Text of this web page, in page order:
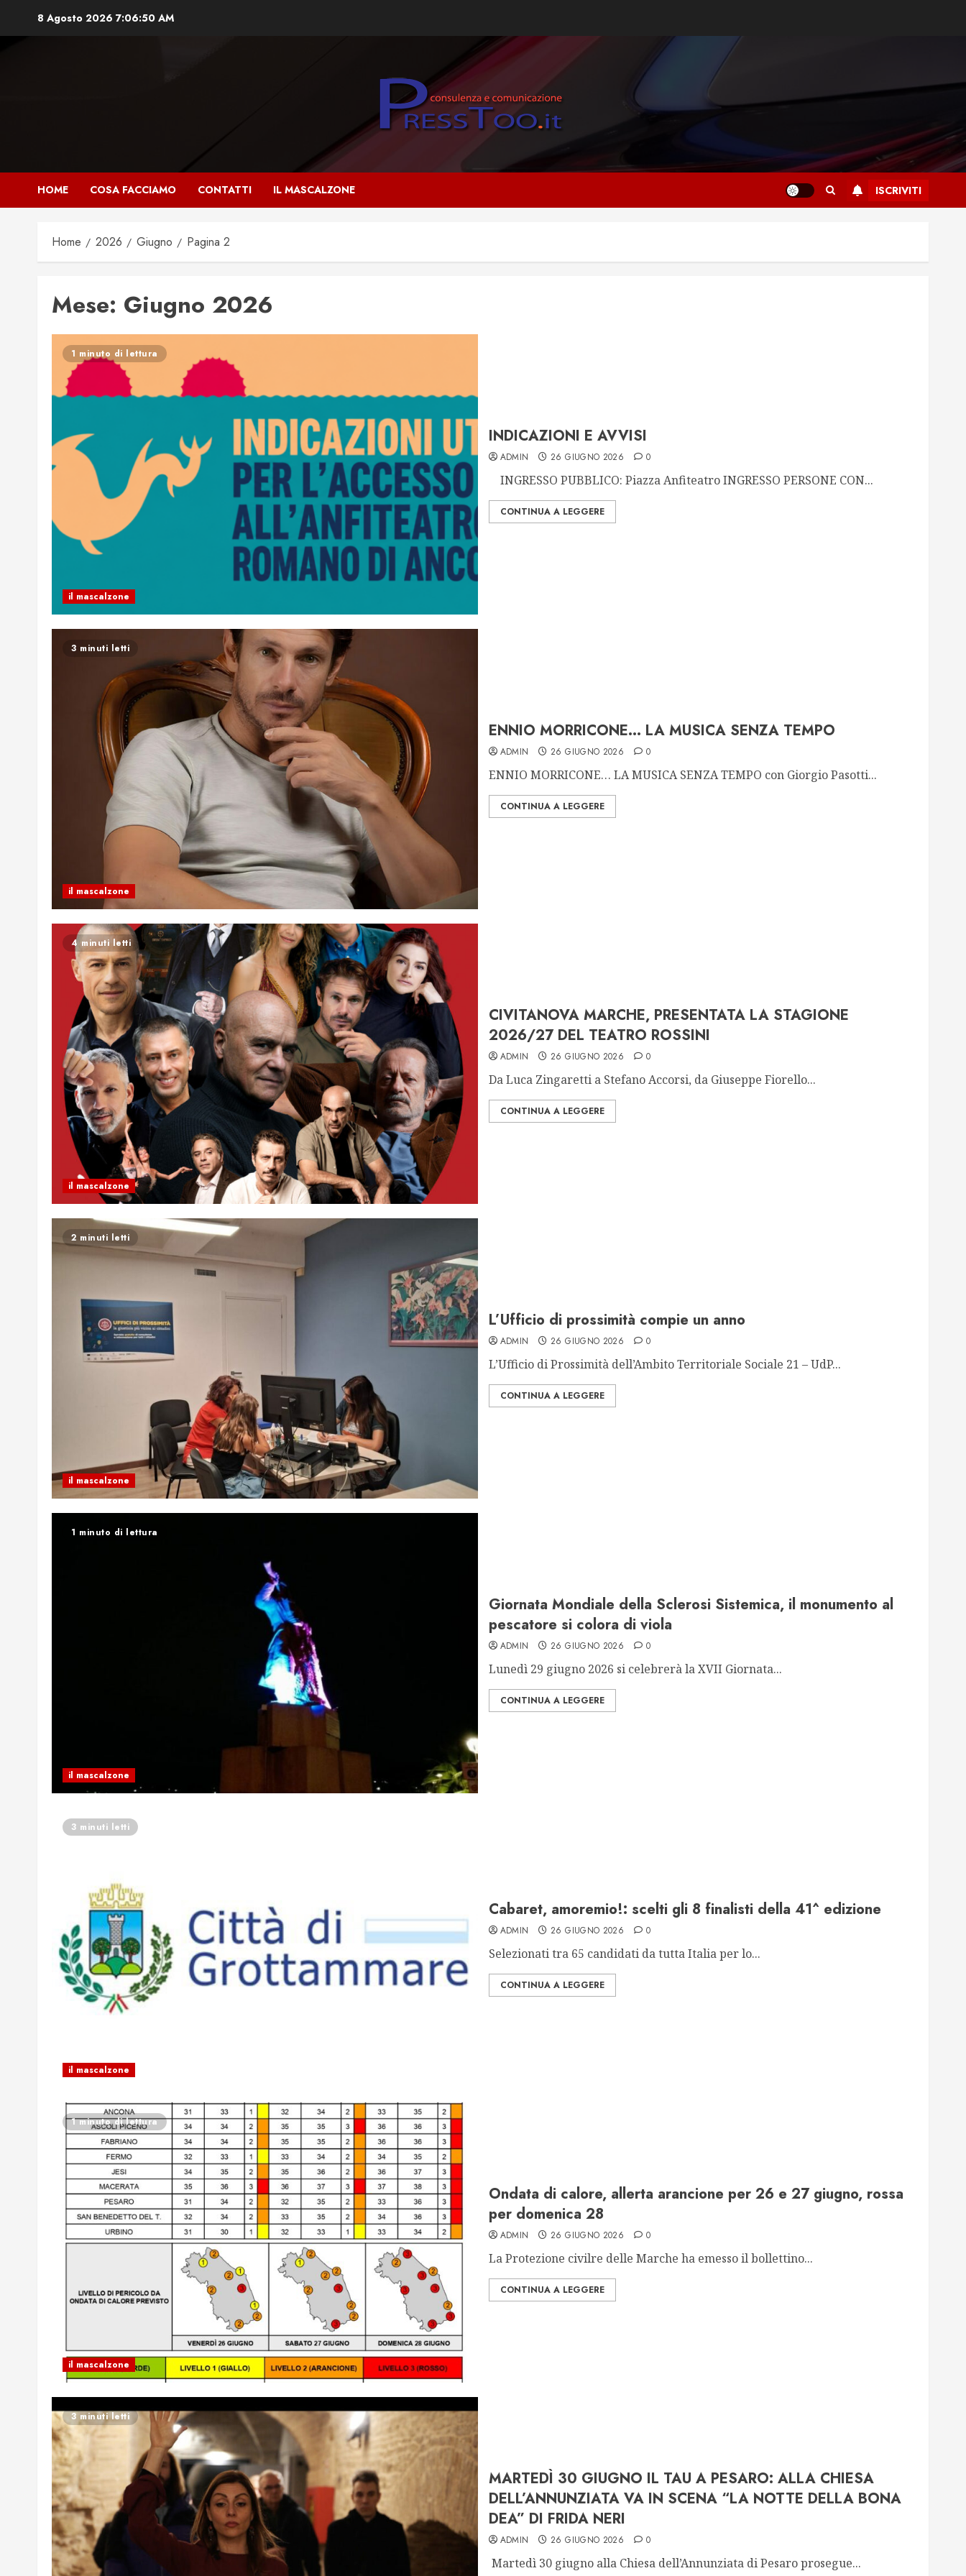
8 Agosto 2026 7:06:52 AM
HOME COSA FACCIAMO CONTATTI IL MASCALZONE ISCRIVITI
Home 2026 Giugno Pagina 2
Mese: Giugno 2026
1 minuto di lettura
il mascalzone
INDICAZIONI E AVVISI
ADMIN 26 GIUGNO 2026 0
INGRESSO PUBBLICO: Piazza Anfiteatro INGRESSO PERSONE CON...
CONTINUA A LEGGERE
3 minuti letti
il mascalzone
ENNIO MORRICONE… LA MUSICA SENZA TEMPO
ADMIN 26 GIUGNO 2026 0
ENNIO MORRICONE… LA MUSICA SENZA TEMPO con Giorgio Pasotti...
CONTINUA A LEGGERE
4 minuti letti
il mascalzone
CIVITANOVA MARCHE, PRESENTATA LA STAGIONE
2026/27 DEL TEATRO ROSSINI
ADMIN 26 GIUGNO 2026 0
Da Luca Zingaretti a Stefano Accorsi, da Giuseppe Fiorello...
CONTINUA A LEGGERE
2 minuti letti
il mascalzone
L’Ufficio di prossimità compie un anno
ADMIN 26 GIUGNO 2026 0
L’Ufficio di Prossimità dell’Ambito Territoriale Sociale 21 – UdP...
CONTINUA A LEGGERE
1 minuto di lettura
il mascalzone
Giornata Mondiale della Sclerosi Sistemica, il monumento al
pescatore si colora di viola
ADMIN 26 GIUGNO 2026 0
Lunedì 29 giugno 2026 si celebrerà la XVII Giornata...
CONTINUA A LEGGERE
3 minuti letti
il mascalzone
Cabaret, amoremio!: scelti gli 8 finalisti della 41^ edizione
ADMIN 26 GIUGNO 2026 0
Selezionati tra 65 candidati da tutta Italia per lo...
CONTINUA A LEGGERE
1 minuto di lettura
il mascalzone
Ondata di calore, allerta arancione per 26 e 27 giugno, rossa
per domenica 28
ADMIN 26 GIUGNO 2026 0
La Protezione civilre delle Marche ha emesso il bollettino...
CONTINUA A LEGGERE
3 minuti letti
MARTEDÌ 30 GIUGNO IL TAU A PESARO: ALLA CHIESA
DELL’ANNUNZIATA VA IN SCENA “LA NOTTE DELLA BONA
DEA” DI FRIDA NERI
ADMIN 26 GIUGNO 2026 0
Martedì 30 giugno alla Chiesa dell’Annunziata di Pesaro prosegue...